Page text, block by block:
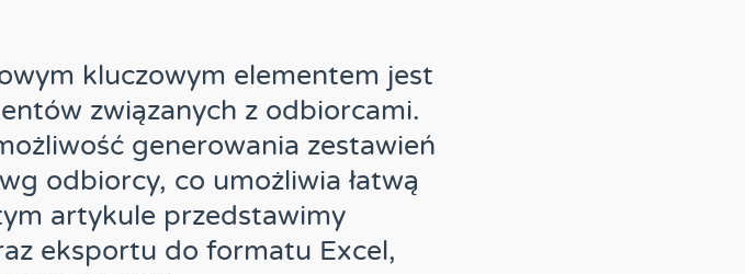
kluczowym elementem jest
związanych z odbiorcami.
generowania zestawień
odbiorcy, co umożliwia łatwą
artykule przedstawimy
eksportu do formatu Excel,